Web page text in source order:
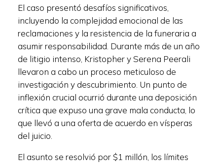
El caso presentó desafíos significativos,
incluyendo la complejidad emocional de las
reclamaciones y la resistencia de la funeraria a
asumir responsabilidad. Durante más de un año
de litigio intenso, Kristopher y Serena Peerali
llevaron a cabo un proceso meticuloso de
investigación y descubrimiento. Un punto de
inflexión crucial ocurrió durante una deposición
crítica que expuso una grave mala conducta, lo
que llevó a una oferta de acuerdo en vísperas
del juicio.
El asunto se resolvió por $1 millón, los límites